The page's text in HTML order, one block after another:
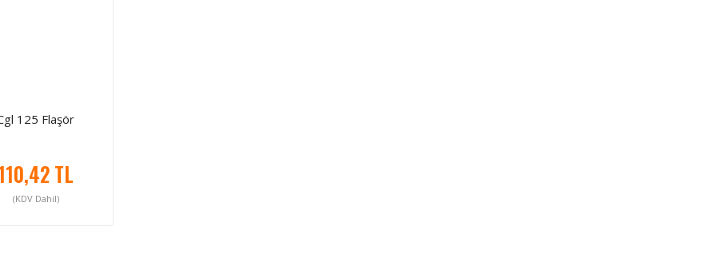
125 Flaşör
TL
(KDV Dahil)